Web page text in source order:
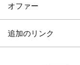
オファー
追加のリンク